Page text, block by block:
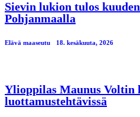
Sievin lukion tulos
Pohjanmaalla
Elävä maaseutu 18. kesäkuuta, 2026
Ylioppilas Maunus Voltin
luottamustehtävissä